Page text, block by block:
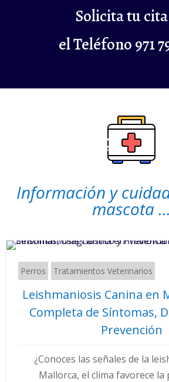
Solicita tu
el Teléfono 971
Información y
mascota ...
Perros Tratamientos Veterinarios
Leishmaniosis Canina en
Completa de Síntomas,
Prevención
¿Conoces las señales de la
Mallorca, el clima favorece la